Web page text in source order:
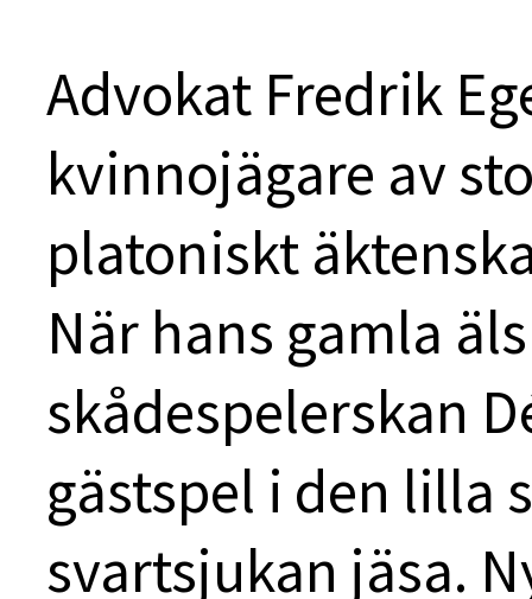
Advokat Fredrik
kvinnojägare av
platoniskt
När hans gamla
skådespelerskan
gästspel i den lilla
svartsjukan jäsa.